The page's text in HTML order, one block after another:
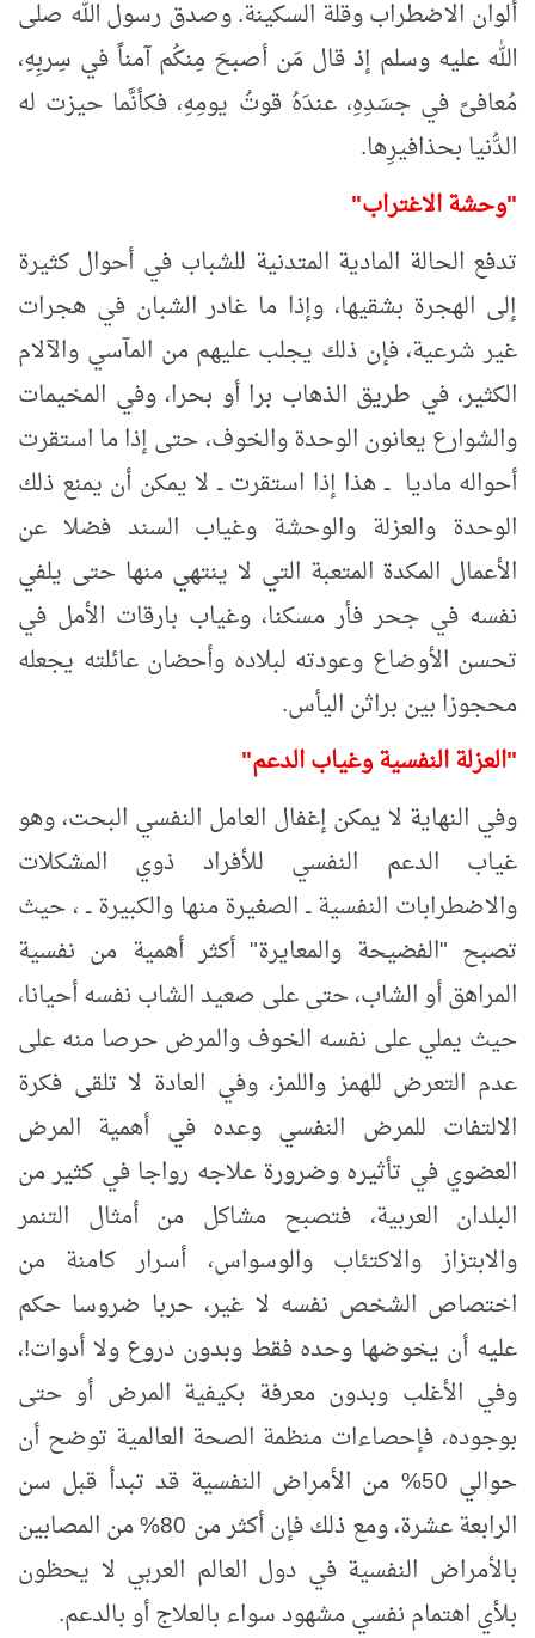
ألوان الاضطراب وقلة السكينة. وصدق رسول الله صلى
الله عليه وسلم إذ قال مَن أصبحَ مِنكُم آمناً في سِربِهِ،
مُعافىً في جسَدِهِ، عندَهُ قوتُ يومِهِ، فكأنَّما حيزت له
الدُّنيا بحذافيرِها.
"وحشة الاغتراب"
تدفع الحالة المادية المتدنية للشباب في أحوال كثيرة
إلى الهجرة بشقيها، وإذا ما غادر الشبان في هجرات
غير شرعية، فإن ذلك يجلب عليهم من المآسي والآلام
الكثير، في طريق الذهاب برا أو بحرا، وفي المخيمات
والشوارع يعانون الوحدة والخوف، حتى إذا ما استقرت
أحواله ماديا ــ هذا إذا استقرت ــ لا يمكن أن يمنع ذلك
الوحدة والعزلة والوحشة وغياب السند فضلا عن
الأعمال المكدة المتعبة التي لا ينتهي منها حتى يلفي
نفسه في جحر فأر مسكنا، وغياب بارقات الأمل في
تحسن الأوضاع وعودته لبلاده وأحضان عائلته يجعله
محجوزا بين براثن اليأس.
"العزلة النفسية وغياب الدعم"
وفي النهاية لا يمكن إغفال العامل النفسي البحت، وهو
غياب الدعم النفسي للأفراد ذوي المشكلات
والاضطرابات النفسية ــ الصغيرة منها والكبيرة ــ ، حيث
تصبح "الفضيحة والمعايرة" أكثر أهمية من نفسية
المراهق أو الشاب، حتى على صعيد الشاب نفسه أحيانا،
حيث يملي على نفسه الخوف والمرض حرصا منه على
عدم التعرض للهمز واللمز، وفي العادة لا تلقى فكرة
الالتفات للمرض النفسي وعده في أهمية المرض
العضوي في تأثيره وضرورة علاجه رواجا في كثير من
البلدان العربية، فتصبح مشاكل من أمثال التنمر
والابتزاز والاكتئاب والوسواس، أسرار كامنة من
اختصاص الشخص نفسه لا غير، حربا ضروسا حكم
عليه أن يخوضها وحده فقط وبدون دروع ولا أدوات!،
وفي الأغلب وبدون معرفة بكيفية المرض أو حتى
بوجوده، فإحصاءات منظمة الصحة العالمية توضح أن
حوالي 50% من الأمراض النفسية قد تبدأ قبل سن
الرابعة عشرة، ومع ذلك فإن أكثر من 80% من المصابين
بالأمراض النفسية في دول العالم العربي لا يحظون
بلأي اهتمام نفسي مشهود سواء بالعلاج أو بالدعم.